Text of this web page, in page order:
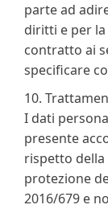
parte ad
diritti e per
contratto ai
specificare
10.
I dati
presente
rispetto
protezione
2016/679 e